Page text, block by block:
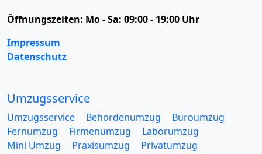
Öffnungszeiten: Mo - Sa: 09:00 - 19:00 Uhr
Impressum
Datenschutz
Umzugsservice
Umzugsservice Behördenumzug
Büroumzug
Fernumzug
Firmenumzug
Laborumzug
Mini Umzug
Praxisumzug
Privatumzug